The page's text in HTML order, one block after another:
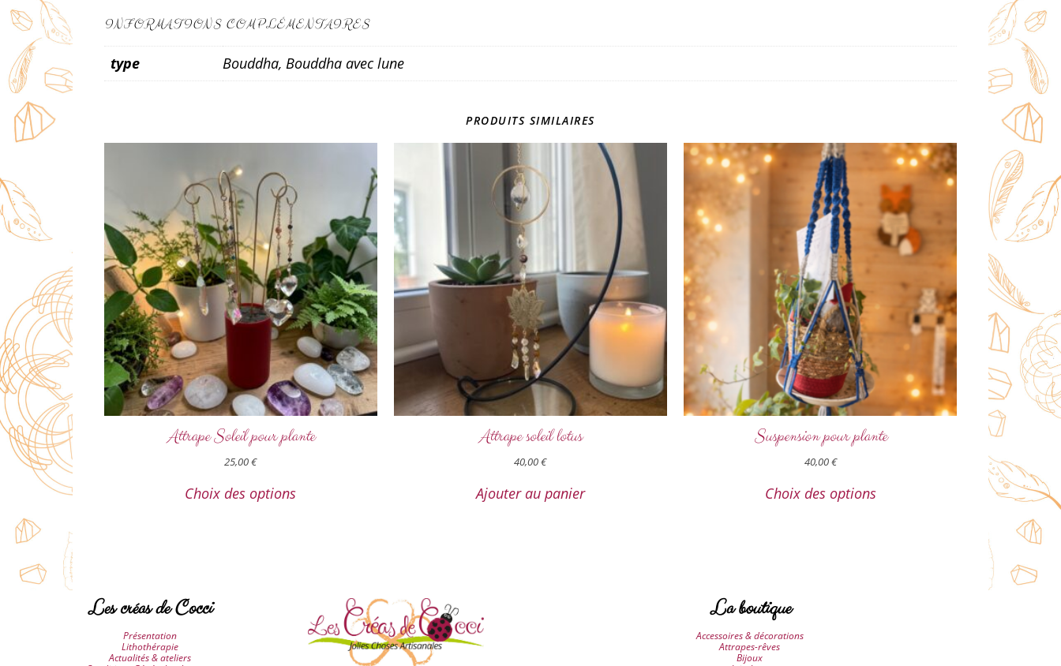
INFORMATIONS COMPLÉMENTAIRES
type Bouddha, Bouddha avec lune
PRODUITS SIMILAIRES
Attrape Soleil pour plante
25,00€
Choix des options
Attrape soleil lotus
40,00€
Ajouter au panier
Suspension pour plante
40,00€
Choix des options
Les créas de Cocci
Présentation
Lithothérapie
Actualités & ateliers
La boutique
Accessoires & décorations
Attrapes-rêves
Bijoux